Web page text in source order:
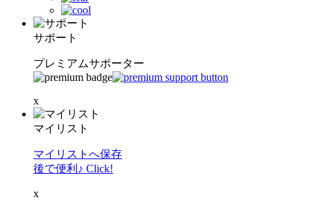
サポート
プレミアムサポーター
x
マイリスト
マイリストへ保存
後で便利♪ Click!
x